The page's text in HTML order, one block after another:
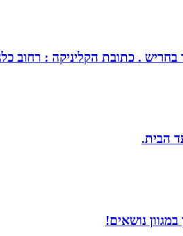
רחוב כלנית 30 חריש . מנחה ומטפל בזום מכל
הבית.
נושאים!